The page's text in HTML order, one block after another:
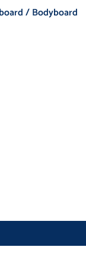
/ Bodyboard